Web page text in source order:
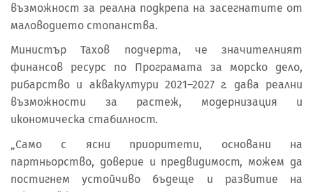
възможност за реална подкрепа на засегнатите от
маловодието стопанства.
Министър Тахов подчерта, че значителният
финансов ресурс по Програмата за морско дело,
рибарство и аквакултури 2021–2027 г. дава реални
възможности за растеж, модернизация и
икономическа стабилност.
„Само с ясни приоритети, основани на
партньорство, доверие и предвидимост, можем да
постигнем устойчиво бъдеще и развитие на